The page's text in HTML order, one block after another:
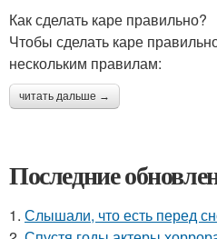
Как сделать каре правильно?
Чтобы сделать каре
нескольким правилам:
читать дальше →
Последние
1. Слышали, что есть перед